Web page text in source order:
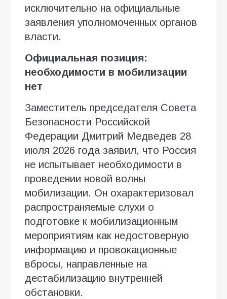
исключительно на официальные
заявления уполномоченных органов
власти.
Официальная позиция:
необходимости в мобилизации
нет
Заместитель председателя Совета
Безопасности Российской
Федерации Дмитрий Медведев 28
июля 2026 года заявил, что Россия
не испытывает необходимости в
проведении новой волны
мобилизации. Он охарактеризовал
распространяемые слухи о
подготовке к мобилизационным
мероприятиям как недостоверную
информацию и провокационные
вбросы, направленные на
дестабилизацию внутренней
обстановки.